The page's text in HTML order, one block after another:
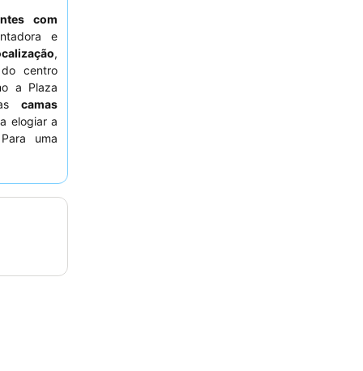
com
e
,
centro
a Plaza
camas
elogiar a
uma
tráfego